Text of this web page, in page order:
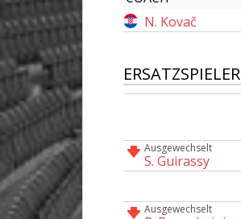
N. Kovač
ERSATZSPIELER
Ausgewechselt
S. Guirassy
Ausgewechselt